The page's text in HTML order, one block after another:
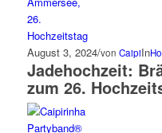
August 3, 2024/von CaipiIn
Jadehochzeit:
zum 26.